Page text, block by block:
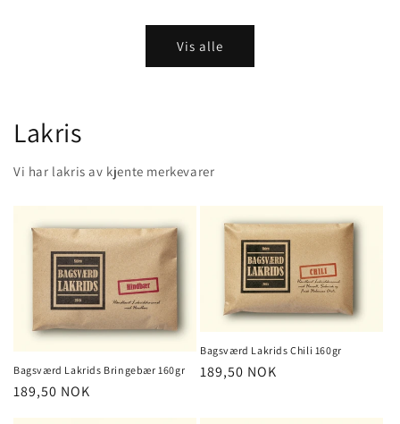
Vis alle
Lakris
Vi har lakris av kjente merkevarer
Bagsværd Lakrids Bringebær 160gr
Vanlig
189,50 NOK
Bagsværd Lakrids Chili 160gr
Vanlig
189,50 NOK